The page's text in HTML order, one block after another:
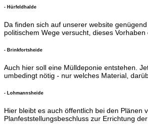
- Hürfeldhalde
Da finden sich auf unserer website
politischem Wege versucht, dieses Vorhaben
- Brinkfortsheide
Auch hier soll eine Mülldeponie entstehen.
umbedingt nötig - nur welches Material,
- Lohmannsheide
Hier bleibt es auch öffentlich bei den Plänen
Planfeststellungsbeschluss zur Errichtung